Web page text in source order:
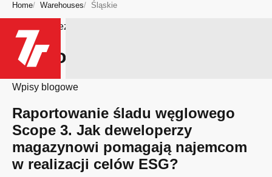
Home Warehouses Śląskie
Bądź na bieżąco
Region: Śląskie
Wpisy blogowe
Raportowanie śladu węglowego
Scope 3. Jak deweloperzy
magazynowi pomagają najemcom
w realizacji celów ESG?